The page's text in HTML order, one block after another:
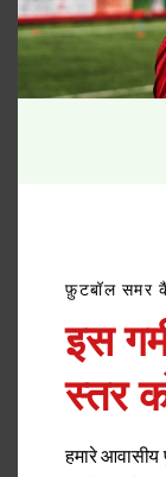
एफसीवी
लेकरपूरे
फ़ुटबॉल समर
इस
स्तर
हमारे आवासीय